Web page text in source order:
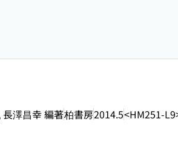
澤昌幸 編著柏書房2014.5<HM251-